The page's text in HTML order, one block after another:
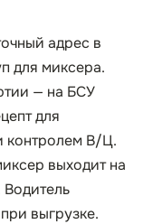
адрес в
для миксера.
— на БСУ
для
контролем В/Ц.
выходит на
выгрузке.